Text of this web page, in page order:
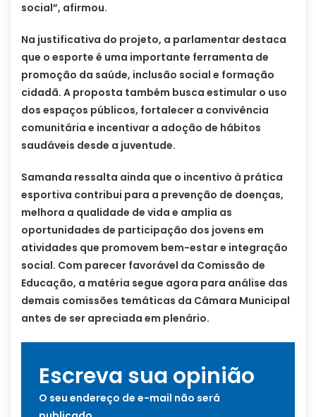
social”, afirmou.
Na justificativa do projeto, a parlamentar destaca
que o esporte é uma importante ferramenta de
promoção da saúde, inclusão social e formação
cidadã. A proposta também busca estimular o uso
dos espaços públicos, fortalecer a convivência
comunitária e incentivar a adoção de hábitos
saudáveis desde a juventude.
Samanda ressalta ainda que o incentivo à prática
esportiva contribui para a prevenção de doenças,
melhora a qualidade de vida e amplia as
oportunidades de participação dos jovens em
atividades que promovem bem-estar e integração
social. Com parecer favorável da Comissão de
Educação, a matéria segue agora para análise das
demais comissões temáticas da Câmara Municipal
antes de ser apreciada em plenário.
Escreva sua opinião
O seu endereço de e-mail não será